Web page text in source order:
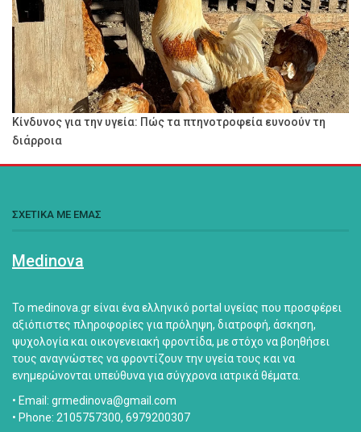
Κίνδυνος για την υγεία: Πώς τα πτηνοτροφεία ευνοούν τη
διάρροια
ΣΧΕΤΙΚΑ ΜΕ ΕΜΑΣ
Medinova
Το medinova.gr είναι ένα ελληνικό portal υγείας που προσφέρει
αξιόπιστες πληροφορίες για πρόληψη, διατροφή, άσκηση,
ψυχολογία και οικογενειακή φροντίδα, με στόχο να βοηθήσει
τους αναγνώστες να φροντίζουν την υγεία τους και να
ενημερώνονται υπεύθυνα για σύγχρονα ιατρικά θέματα.
• Email: grmedinova@gmail.com
• Phone: 2105757300, 6979200307